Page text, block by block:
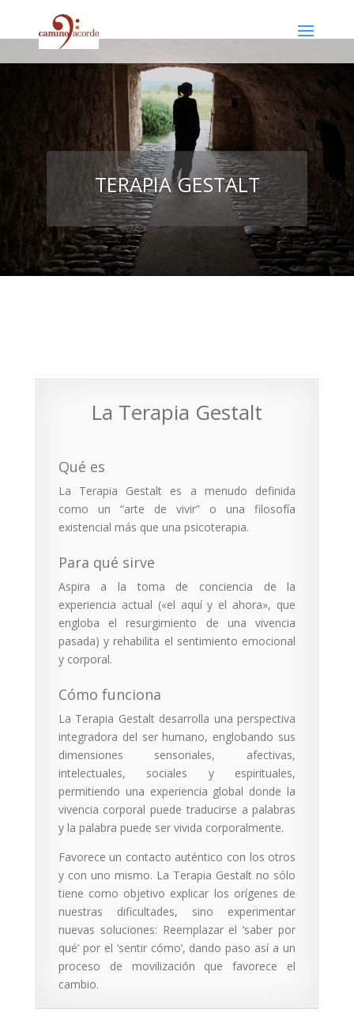
TERAPIA GESTALT
La Terapia Gestalt
Qué es
La Terapia Gestalt es a menudo definida
como un “arte de vivir” o una filosofía
existencial más que una psicoterapia.
Para qué sirve
Aspira a la toma de conciencia de la
experiencia actual («el aquí y el ahora», que
engloba el resurgimiento de una vivencia
pasada) y rehabilita el sentimiento emocional
y corporal.
Cómo funciona
La Terapia Gestalt desarrolla una perspectiva
integradora del ser humano, englobando sus
dimensiones sensoriales, afectivas,
intelectuales, sociales y espirituales,
permitiendo una experiencia global donde la
vivencia corporal puede traducirse a palabras
y la palabra puede ser vivida corporalmente.
Favorece un contacto auténtico con los otros
y con uno mismo. La Terapia Gestalt no sólo
tiene como objetivo explicar los orígenes de
nuestras dificultades, sino experimentar
nuevas soluciones: Reemplazar el ‘saber por
qué’ por el ‘sentir cómo’, dando paso así a un
proceso de movilización que favorece el
cambio.